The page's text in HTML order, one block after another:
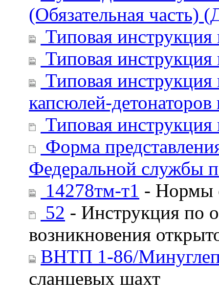
(Обязательная часть)
Типовая
Типовая
Типовая
капсюлей-детонаторов
Типовая инструкция
Форма
Федеральной службы
14278тм-т1 - Нормы
52 - Инструкция по
возникновения
ВНТП 1-86/
сланцевых шахт